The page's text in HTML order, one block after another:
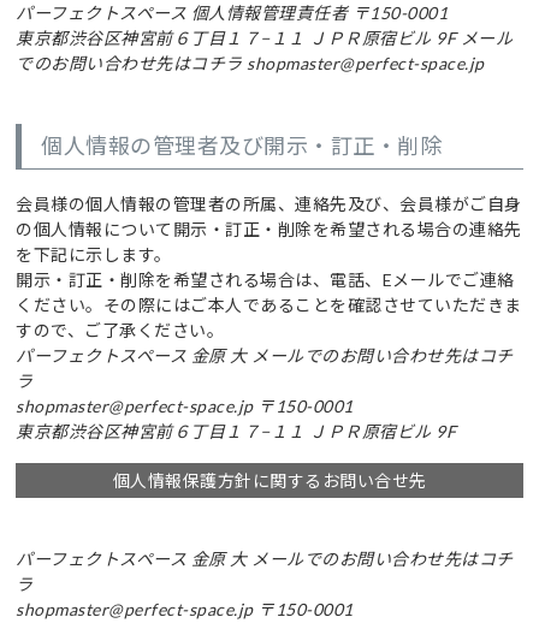
パーフェクトスペース 個人情報管理責任者 〒150-0001
東京都渋谷区神宮前６丁目１７−１１ ＪＰＲ原宿ビル 9F メール
でのお問い合わせ先はコチラ shopmaster@perfect-space.jp
個人情報の管理者及び開示・訂正・削除
会員様の個人情報の管理者の所属、連絡先及び、会員様がご自身
の個人情報について開示・訂正・削除を希望される場合の連絡先
を下記に示します。
開示・訂正・削除を希望される場合は、電話、Eメールでご連絡
ください。その際にはご本人であることを確認させていただきま
すので、ご了承ください。
パーフェクトスペース 金原 大 メールでのお問い合わせ先はコチ
ラ
shopmaster@perfect-space.jp 〒150-0001
東京都渋谷区神宮前６丁目１７−１１ ＪＰＲ原宿ビル 9F
個人情報保護方針に関するお問い合せ先
パーフェクトスペース 金原 大 メールでのお問い合わせ先はコチ
ラ
shopmaster@perfect-space.jp 〒150-0001